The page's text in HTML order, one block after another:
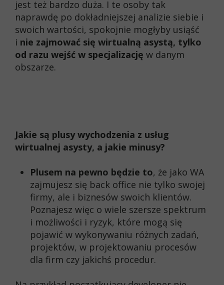
jest też bardzo duża. I te osoby tak
naprawdę po dokładniejszej analizie siebie i
swoich wartości, spokojnie mogłyby usiąść
i nie zajmować się wirtualną asystą, tylko
od razu wejść w specjalizację w danym
obszarze.
Jakie są plusy wychodzenia z usług
wirtualnej asysty, a jakie minusy?
Plusem na pewno będzie to, że jako WA
zajmujesz się back office nie tylko swojej
firmy, ale i biznesów swoich klientów.
Poznajesz więc o wiele szersze spektrum
i możliwości i ryzyk, które mogą się
pojawić w wykonywaniu różnych zadań,
projektów, w projektowaniu procesów
dla firm czy jakichś procedur.